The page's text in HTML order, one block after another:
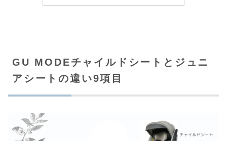
GU MODEチャイルドシートとジュニ
アシートの違い9項目